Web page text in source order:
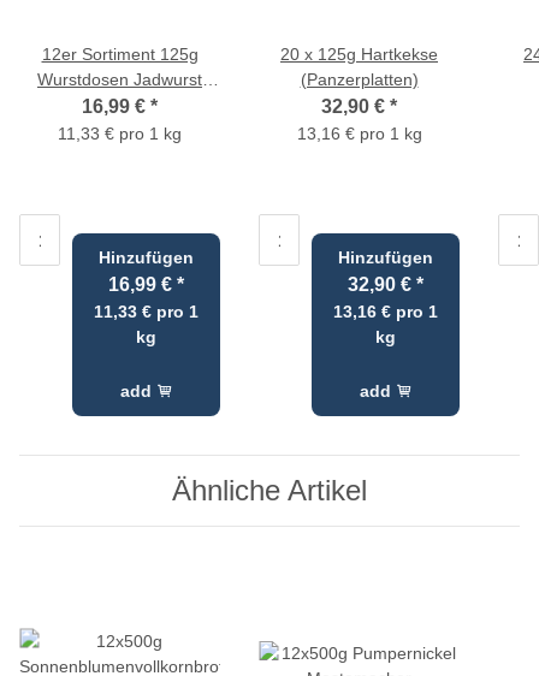
12er Sortiment 125g
Wurstdosen Jadwurst
Leberwurst Bierwurst
Schinkenwurst
16,99 € *
11,33 € pro 1 kg
Hinzufügen
16,99 €*
11,33 € pro 1
kg
add
20 x 125g Hartkekse
(Panzerplatten)
32,90 € *
13,16 € pro 1 kg
Hinzufügen
32,90 €*
13,16 € pro 1
kg
add
Ähnliche Artikel